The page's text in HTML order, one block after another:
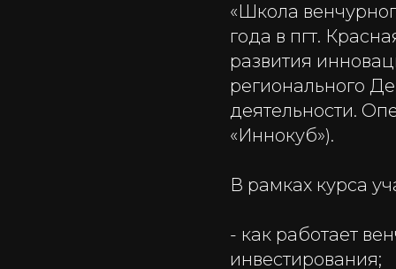
«Школа
года в пгт.
развития
регионального
деятельности.
«Иннокуб»).
В рамках курса
- как работает
инвестирования;